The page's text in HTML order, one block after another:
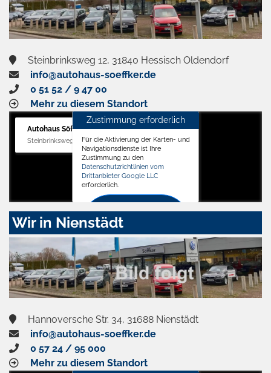
Steinbrinksweg 12, 31840 Hessisch Oldendorf
info@autohaus-soeffker.de
0 51 52 / 9 47 00
Mehr zu diesem Standort
Autohaus Söffker GmbH
Steinbrinksweg 12, 31840 Hessisch Oldendorf
Zustimmung erforderlich
Für die Aktivierung der Karten- und
Navigationsdienste ist Ihre
Zustimmung zu den
Datenschutzrichtlinien vom
Drittanbieter Google LLC
erforderlich.
Zustimmen
aktivieren
Wir in Nienstädt
Hannoversche Str. 34, 31688 Nienstädt
info@autohaus-soeffker.de
0 57 24 / 95 000
Mehr zu diesem Standort